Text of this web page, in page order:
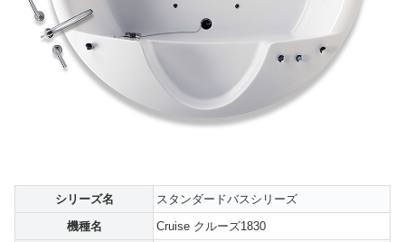
シリーズ名
スタンダードバスシリーズ
機種名
Cruise クルーズ1830